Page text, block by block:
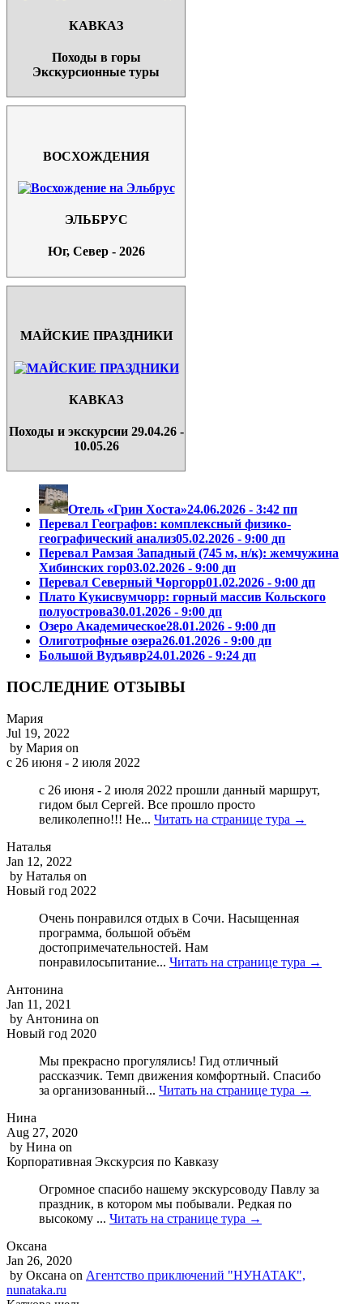
КАВКАЗ
Походы в горы
Экскурсионные туры
ВОСХОЖДЕНИЯ
ЭЛЬБРУС
Юг, Север - 2026
МАЙСКИЕ ПРАЗДНИКИ
КАВКАЗ
Походы и экскурсии 29.04.26 -
10.05.26
Отель «Грин Хоста»24.06.2026 - 3:42 пп
Перевал Географов: комплексный физико-
географический анализ05.02.2026 - 9:00 дп
Перевал Рамзая Западный (745 м, н/к): жемчужина
Хибинских гор03.02.2026 - 9:00 дп
Перевал Северный Чоргорр01.02.2026 - 9:00 дп
Плато Кукисвумчорр: горный массив Кольского
полуострова30.01.2026 - 9:00 дп
Озеро Академическое28.01.2026 - 9:00 дп
Олиготрофные озера26.01.2026 - 9:00 дп
Большой Вудъявр24.01.2026 - 9:24 дп
ПОСЛЕДНИЕ ОТЗЫВЫ
Мария
Jul 19, 2022
by Мария on
с 26 июня - 2 июля 2022
с 26 июня - 2 июля 2022 прошли данный маршрут,
гидом был Сергей. Все прошло просто
великолепно!!! Не... Читать на странице тура →
Наталья
Jan 12, 2022
by Наталья on
Новый год 2022
Очень понравился отдых в Сочи. Насыщенная
программа, большой объём
достопримечательностей. Нам
понравилосьпитание... Читать на странице тура →
Антонина
Jan 11, 2021
by Антонина on
Новый год 2020
Мы прекрасно прогулялись! Гид отличный
рассказчик. Темп движения комфортный. Спасибо
за организованный... Читать на странице тура →
Нина
Aug 27, 2020
by Нина on
Корпоративная Экскурсия по Кавказу
Огромное спасибо нашему экскурсоводу Павлу за
праздник, в котором мы побывали. Редкая по
высокому ... Читать на странице тура →
Оксана
Jan 26, 2020
by Оксана on Агентство приключений "НУНАТАК",
nunataka.ru